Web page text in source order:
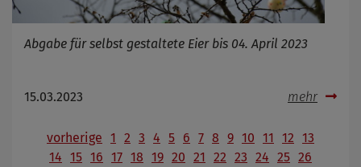
Abgabe für selbst gestaltete Eier bis 04. April 2023
15.03.2023 mehr
vorherige 1 2 3 4 5 6 7 8 9 10 11 12 13
14 15 16 17 18 19 20 21 22 23 24 25 26